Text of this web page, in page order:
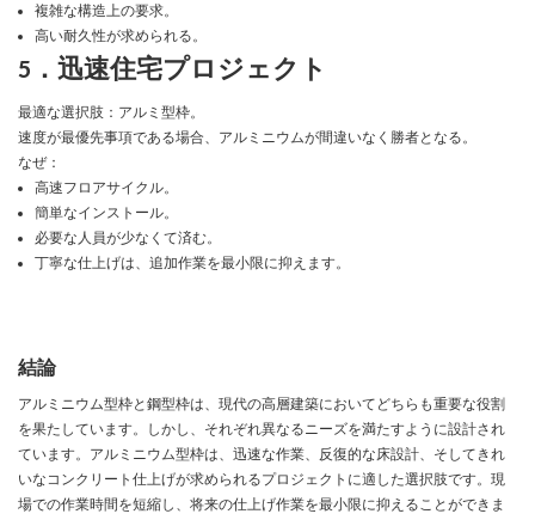
複雑な構造上の要求。
高い耐久性が求められる。
5．迅速住宅プロジェクト
最適な選択肢：アルミ型枠。
速度が最優先事項である場合、アルミニウムが間違いなく勝者となる。
なぜ：
高速フロアサイクル。
簡単なインストール。
必要な人員が少なくて済む。
丁寧な仕上げは、追加作業を最小限に抑えます。
結論
アルミニウム型枠と鋼型枠は、現代の高層建築においてどちらも重要な役割
を果たしています。しかし、それぞれ異なるニーズを満たすように設計され
ています。アルミニウム型枠は、迅速な作業、反復的な床設計、そしてきれ
いなコンクリート仕上げが求められるプロジェクトに適した選択肢です。現
場での作業時間を短縮し、将来の仕上げ作業を最小限に抑えることができま